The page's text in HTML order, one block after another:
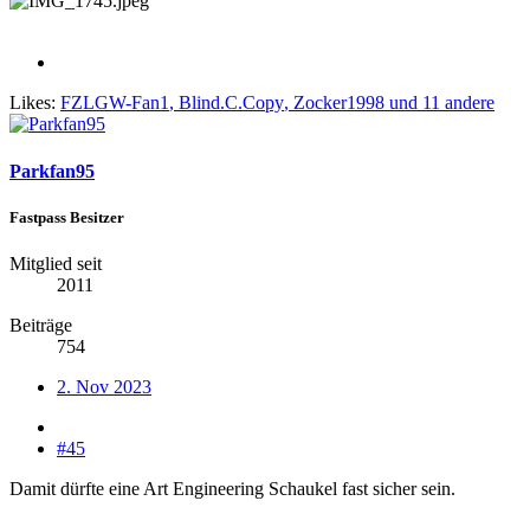
Likes: FZLGW-Fan1, Blind.C.Copy, Zocker1998 und 11 andere
Parkfan95
Fastpass Besitzer
Mitglied seit
2011
Beiträge
754
2. Nov 2023
#45
Damit dürfte eine Art Engineering Schaukel fast sicher sein.